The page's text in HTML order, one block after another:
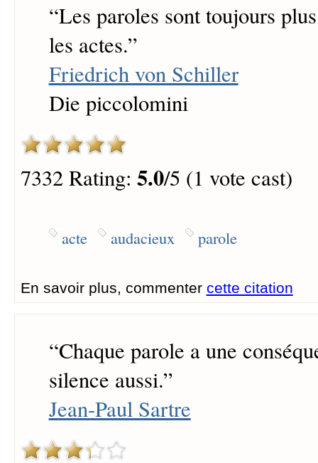
“Les paroles sont toujours
les actes.”
Friedrich von Schiller
Die piccolomini
7332 Rating: 5.0/5 (1 vote cast)
acte audacieux parole
En savoir plus, commenter cette citation
“Chaque parole a une
silence aussi.”
Jean-Paul Sartre